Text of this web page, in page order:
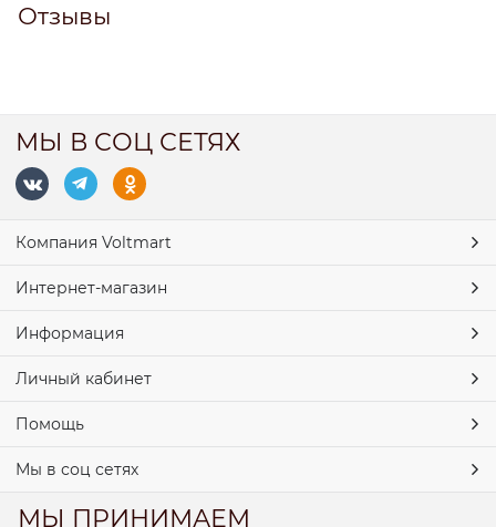
Отзывы
МЫ В СОЦ СЕТЯХ
Компания Voltmart
Интернет-магазин
Информация
Личный кабинет
Помощь
Мы в соц сетях
МЫ ПРИНИМАЕМ